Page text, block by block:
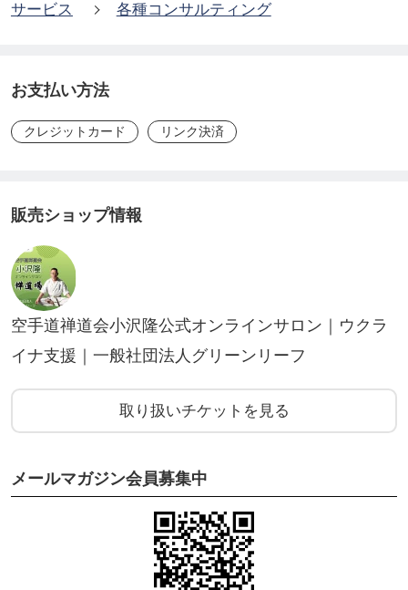
サービス 各種コンサルティング
お支払い方法
クレジットカード リンク決済
販売ショップ情報
空手道禅道会小沢隆公式オンラインサロン｜ウクラ
イナ支援｜一般社団法人グリーンリーフ
取り扱いチケットを見る
メールマガジン会員募集中